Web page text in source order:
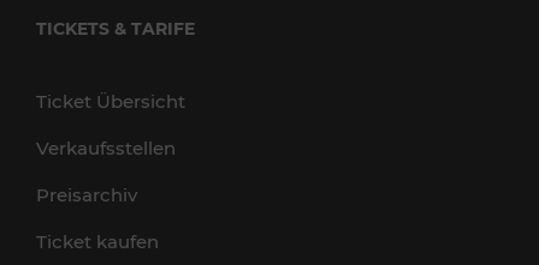
TICKETS & TARIFE
Ticket Übersicht
Verkaufsstellen
Preisarchiv
Ticket kaufen